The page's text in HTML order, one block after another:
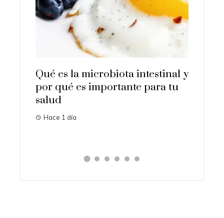
la microbiota intestinal y
es importante para tu
Por qué las
conocimiento cero